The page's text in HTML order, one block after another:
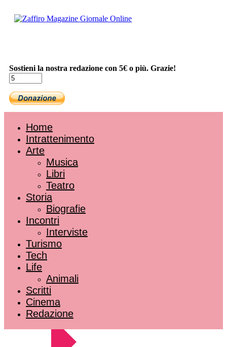
Sostieni la nostra redazione con 5€ o più. Grazie!
Home
Intrattenimento
Arte
Musica
Libri
Teatro
Storia
Biografie
Incontri
Interviste
Turismo
Tech
Life
Animali
Scritti
Cinema
Redazione